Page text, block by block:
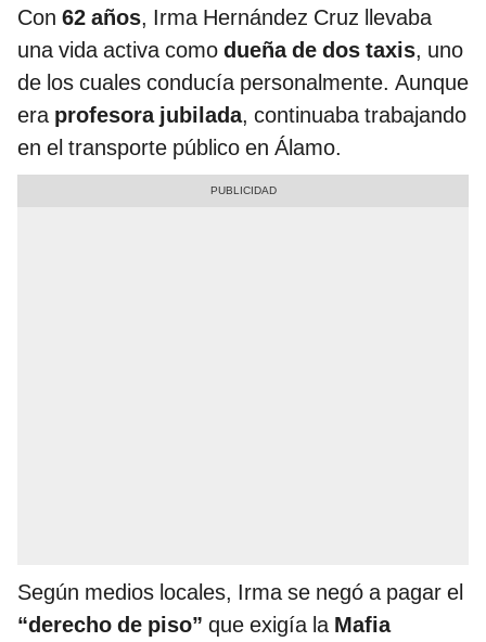
Con 62 años, Irma Hernández Cruz llevaba
una vida activa como dueña de dos taxis, uno
de los cuales conducía personalmente. Aunque
era profesora jubilada, continuaba trabajando
en el transporte público en Álamo.
Según medios locales, Irma se negó a pagar el
“derecho de piso” que exigía la Mafia